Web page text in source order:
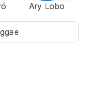
Ary Lobo